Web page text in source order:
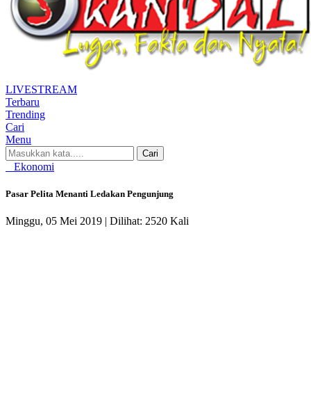
LIVESTREAM
Terbaru
Trending
Cari
Menu
Cari
Ekonomi
Pasar Pelita Menanti Ledakan Pengunjung
Minggu, 05 Mei 2019 | Dilihat: 2520 Kali